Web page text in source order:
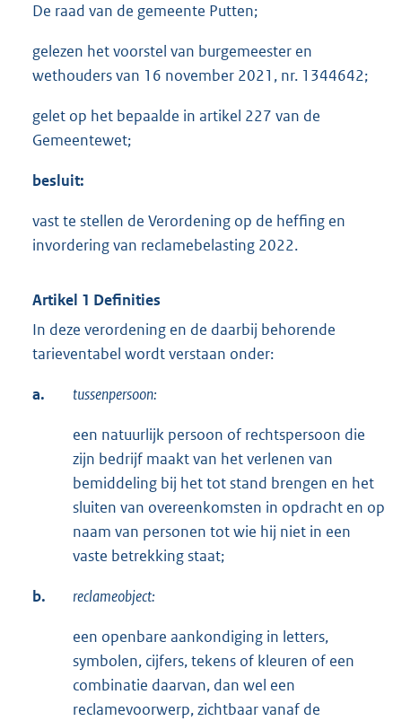
De raad van de gemeente Putten;
gelezen het voorstel van burgemeester en
wethouders van 16 november 2021, nr. 1344642;
gelet op het bepaalde in artikel 227 van de
Gemeentewet;
besluit:
vast te stellen de Verordening op de heffing en
invordering van reclamebelasting 2022.
Artikel 1 Definities
In deze verordening en de daarbij behorende
tarieventabel wordt verstaan onder:
a. tussenpersoon:
een natuurlijk persoon of rechtspersoon die
zijn bedrijf maakt van het verlenen van
bemiddeling bij het tot stand brengen en het
sluiten van overeenkomsten in opdracht en op
naam van personen tot wie hij niet in een
vaste betrekking staat;
b. reclameobject:
een openbare aankondiging in letters,
symbolen, cijfers, tekens of kleuren of een
combinatie daarvan, dan wel een
reclamevoorwerp, zichtbaar vanaf de